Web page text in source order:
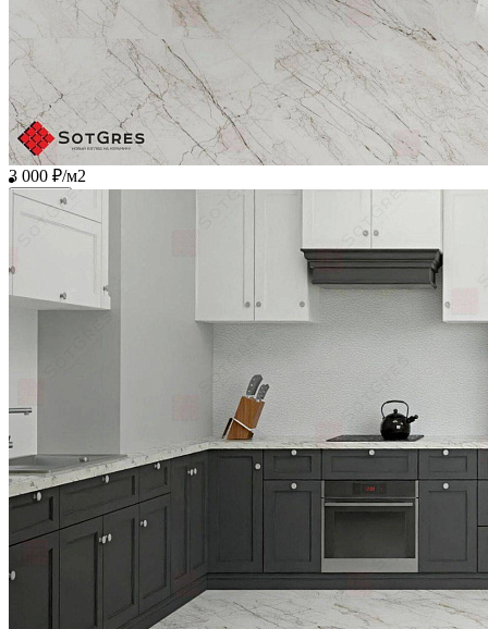
-35%
ZEXMON STATURIO /60х120/ глянцевый белый
керамический гранит под белый мрамор с серо-бежевыми
прожилками
Ширина, мм:
600
Длина, мм:
1200
Толщина, мм: 9
1 950 ₽/м2
3 000 ₽/м2
Купить
В избранное
HARPER CARRARA/60x120/глянцевый керамический гранит
Ширина, мм: